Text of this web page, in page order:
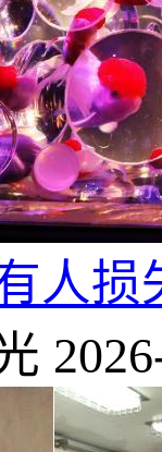
人损